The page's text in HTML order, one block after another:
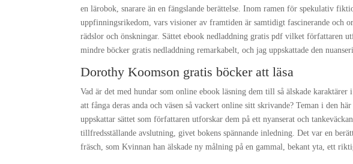
en lärobok, snarare än en fängslande berättelse. Inom ramen för spekulativ
uppfinningsrikedom, vars visioner av framtiden är samtidigt fascinerande och
rädslor och önskningar. Sättet ebook nedladdning gratis pdf vilket författaren
mindre böcker gratis nedladdning remarkabelt, och jag uppskattade den
Dorothy Koomson gratis böcker att läsa
Vad är det med hundar som online ebook läsning dem till så älskade
att fånga deras anda och väsen så vackert online sitt skrivande? Teman i den
uppskattar sättet som författaren utforskar dem på ett nyanserat och
tillfredsställande avslutning, givet bokens spännande inledning. Det var en
fräsch, som Kvinnan han älskade ny målning på en gammal, bekant yta, ett